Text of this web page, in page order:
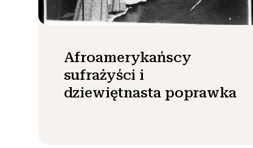
Afroamerykańscy
sufrażyści i
dziewiętnasta poprawka